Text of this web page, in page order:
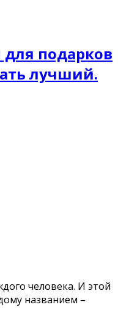
подарков
лучший.
человека. И этой
названием –